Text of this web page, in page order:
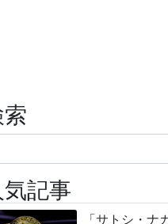
記事
「サトシ・ナ